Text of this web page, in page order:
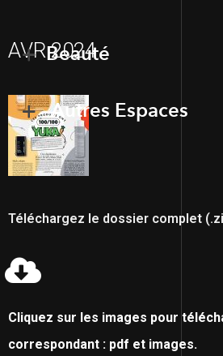
AVR 2024
Beauté
Autres Espaces
Téléchargez le dossier complet
Cliquez sur les images pour
correspondant : pdf et images.